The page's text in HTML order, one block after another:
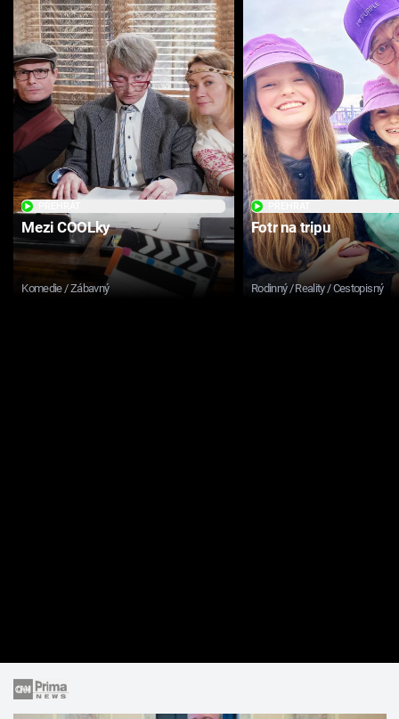
Mezi COOLky
Komedie / Zábavný
Fotr na tripu
Rodinný / Reality / Cestopisný